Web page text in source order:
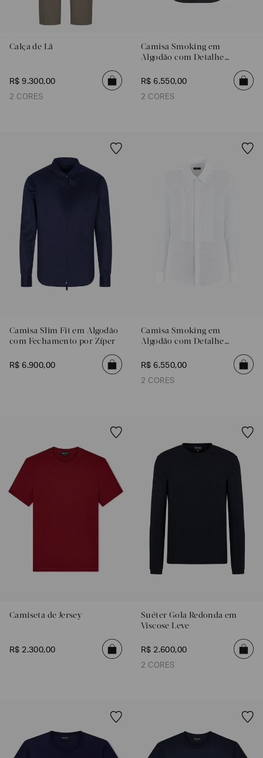
Calça de Lã
R$ 9.300,00
2 CORES
Camisa Smoking em
Algodão com Detalhe
R$ 6.550,00
2 CORES
Camisa Slim Fit em Algodão
com Fechamento por Zíper
R$ 6.900,00
Camisa Smoking em
Algodão com Detalhe
R$ 6.550,00
2 CORES
Camiseta de Jersey
R$ 2.300,00
Suéter Gola Redonda em
Viscose Leve
R$ 2.600,00
2 CORES